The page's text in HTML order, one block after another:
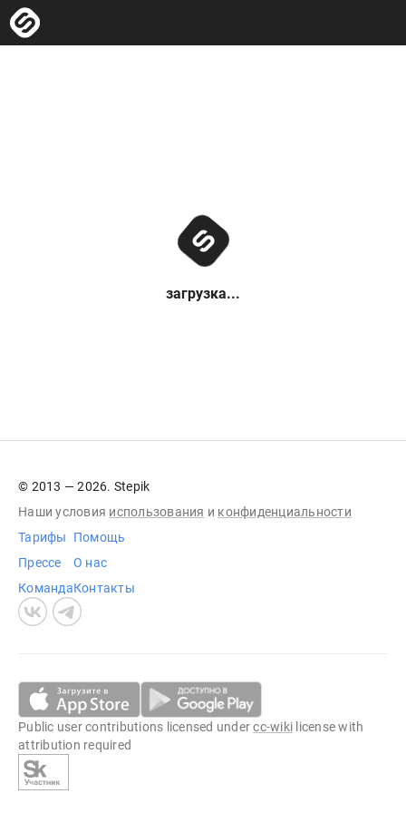
загрузка...
© 2013 — 2026. Stepik
Наши условия использования и конфиденциальности
Тарифы
Прессе
Команда
Помощь
О нас
Контакты
Public user contributions licensed undercc-wiki license with
attribution required